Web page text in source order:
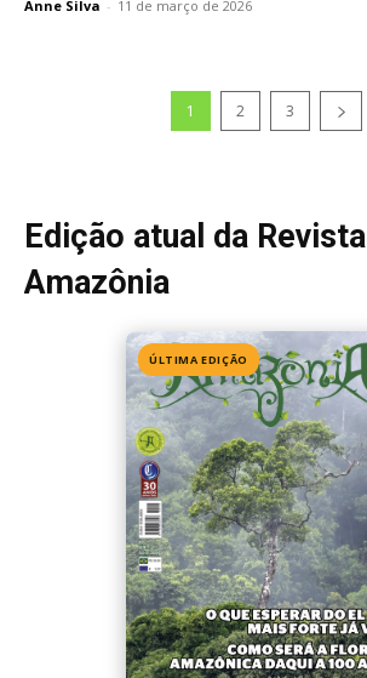
Anne Silva - 11 de março de 2026
1 2 3
Edição atual da Revista
Amazônia
ÚLTIMA EDIÇÃO